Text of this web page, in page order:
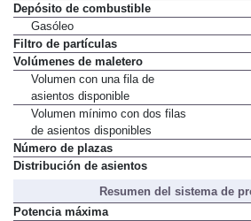
Depósito de combustible
Gasóleo
Filtro de partículas
Volúmenes de maletero
Volumen con una fila de
asientos disponible
Volumen mínimo con dos filas
de asientos disponibles
Número de plazas
Distribución de asientos
Resumen del sistema de
Potencia máxima